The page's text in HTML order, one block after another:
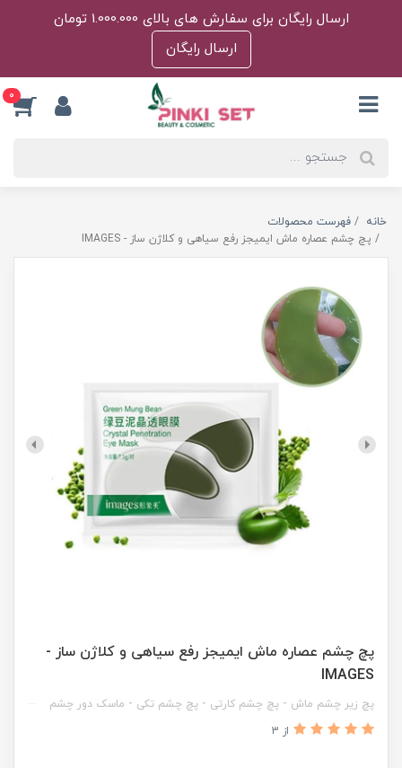
ارسال رایگان برای سفارش های بالای 1.000.000 تومان
ارسال رایگان
0
خانه
فهرست محصولات
پچ چشم عصاره ماش ایمیجز رفع سیاهی و کلاژن ساز - IMAGES
پچ چشم عصاره ماش ایمیجز رفع سیاهی و کلاژن ساز -
IMAGES
پچ زیر چشم ماش - پچ چشم کارتی - پچ چشم تکی - ماسک دور چشم
از 3